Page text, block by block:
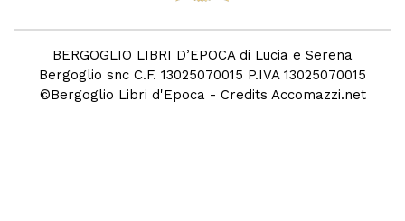
BERGOGLIO LIBRI D’EPOCA di Lucia e Serena
Bergoglio snc C.F. 13025070015 P.IVA 13025070015
©Bergoglio Libri d'Epoca - Credits Accomazzi.net